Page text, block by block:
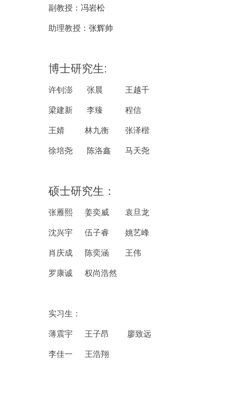
副教授： 冯岩松
助理教授： 张辉帅
博士研究生:
许钊澎 张晨 王越千
梁建新 李臻 程信
王婧 林九衡 张泽楷
徐培尧 陈洛鑫 马天尧
硕士研究生：
张雁熙 姜奕威 袁旦龙
沈兴宇 伍子睿 姚艺峰
肖庆成 陈奕涵 王伟
罗康诚 权尚浩然
实习生：
薄震宇 王子昂 廖致远
李佳一 王浩翔